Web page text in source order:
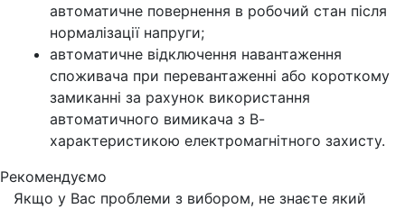
автоматичне повернення в робочий стан після
нормалізації напруги;
автоматичне відключення навантаження
споживача при перевантаженні або короткому
замиканні за рахунок використання
автоматичного вимикача з В-
характеристикою електромагнітного захисту.
Рекомендуємо
Якщо у Вас проблеми з вибором, не знаєте який